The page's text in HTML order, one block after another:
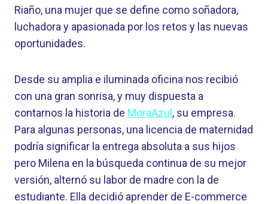
Riaño, una mujer que se define como soñadora,
luchadora y apasionada por los retos y las nuevas
oportunidades.
Desde su amplia e iluminada oficina nos recibió
con una gran sonrisa, y muy dispuesta a
contarnos la historia de MoraAzul , su empresa.
Para algunas personas, una licencia de maternidad
podría significar la entrega absoluta a sus hijos
pero Milena en la búsqueda continua de su mejor
versión, alternó su labor de madre con la de
estudiante. Ella decidió aprender de E-commerce